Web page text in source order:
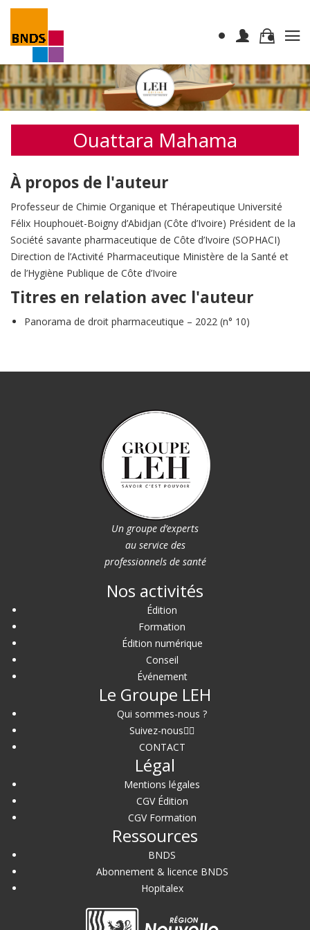
Ouattara Mahama
À propos de l'auteur
Professeur de Chimie Organique et Thérapeutique Université
Félix Houphouët-Boigny d’Abidjan (Côte d’Ivoire) Président de la
Société savante pharmaceutique de Côte d’Ivoire (SOPHACI)
Direction de l’Activité Pharmaceutique Ministère de la Santé et
de l’Hygiène Publique de Côte d’Ivoire
Titres en relation avec l'auteur
Panorama de droit pharmaceutique – 2022 (n° 10)
Un groupe d’experts
au service des
professionnels de santé
Nos activités
Édition
Formation
Édition numérique
Conseil
Événement
Le Groupe LEH
Qui sommes-nous ?
Suivez-nous
CONTACT
Légal
Mentions légales
CGV Édition
CGV Formation
Ressources
BNDS
Abonnement & licence BNDS
Hopitalex